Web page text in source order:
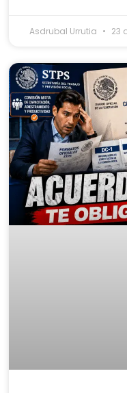
Asdrubal Urrutia 23